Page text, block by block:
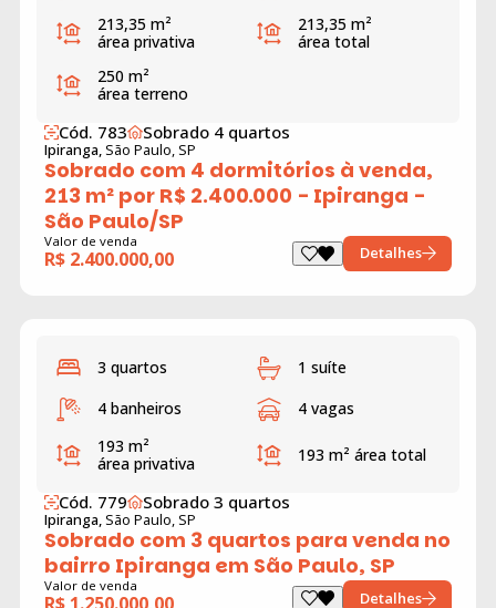
213,35 m²
área privativa
213,35 m²
área total
250 m²
área terreno
Cód. 783 Sobrado 4 quartos
Ipiranga, São Paulo, SP
Sobrado com 4 dormitórios à venda,
213 m² por R$ 2.400.000 - Ipiranga -
São Paulo/SP
Valor de venda
R$ 2.400.000,00 Detalhes
3 quartos
1 suíte
4 banheiros
4 vagas
193 m²
área privativa
193 m² área total
Cód. 779 Sobrado 3 quartos
Ipiranga, São Paulo, SP
Sobrado com 3 quartos para venda no
bairro Ipiranga em São Paulo, SP
Valor de venda
Detalhes